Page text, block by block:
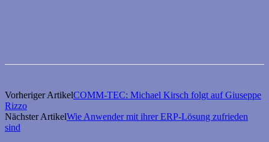
Vorheriger ArtikelCOMM-TEC: Michael Kirsch folgt auf Giuseppe
Rizzo
Nächster ArtikelWie Anwender mit ihrer ERP-Lösung zufrieden
sind